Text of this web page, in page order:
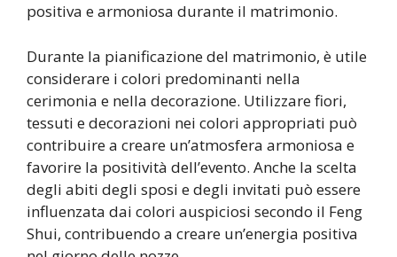
positiva e armoniosa durante il matrimonio.
Durante la pianificazione del matrimonio, è utile
considerare i colori predominanti nella
cerimonia e nella decorazione. Utilizzare fiori,
tessuti e decorazioni nei colori appropriati può
contribuire a creare un’atmosfera armoniosa e
favorire la positività dell’evento. Anche la scelta
degli abiti degli sposi e degli invitati può essere
influenzata dai colori auspiciosi secondo il Feng
Shui, contribuendo a creare un’energia positiva